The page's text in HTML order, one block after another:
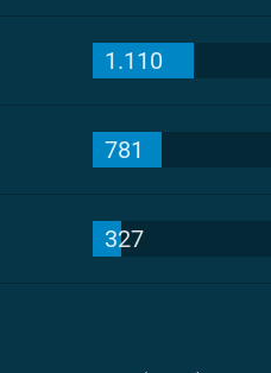
1.110
781
327